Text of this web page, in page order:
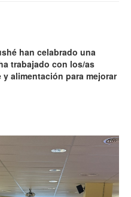
han celabrado una
trabajado con los/as
alimentación para mejorar